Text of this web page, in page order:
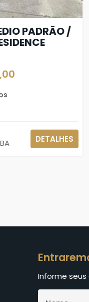
PADRÃO /
DETALHES
Informe